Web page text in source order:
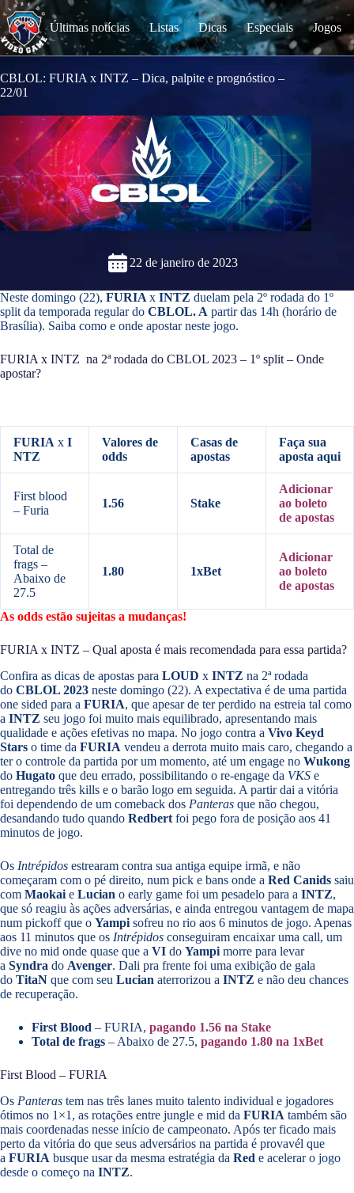
k
i
p
o
c
n
t
Últimas notícias Listas Dicas Especiais Jogos
CBLOL: FURIA x INTZ – Dica, palpite e prognóstico –
22/01
22 de janeiro de 2023
Neste domingo (22), FURIA x INTZ duelam pela 2º rodada do 1º
split da temporada regular do CBLOL. A partir das 14h (horário de
Brasília). Saiba como e onde apostar neste jogo.
FURIA x INTZ na 2ª rodada do CBLOL 2023 – 1º split – Onde
apostar?
FURIA x I
NTZ
Valores de
odds
Casas de
apostas
Faça sua
aposta aqui
First blood
– Furia
1.56 Stake
Adicionar
ao boleto
de apostas
Total de
frags –
Abaixo de
27.5
1.80 1xBet
Adicionar
ao boleto
de apostas
As odds estão sujeitas a mudanças!
FURIA x INTZ – Qual aposta é mais recomendada para essa partida?
Confira as dicas de apostas para LOUD x INTZ na 2ª rodada
do CBLOL 2023 neste domingo (22). A expectativa é de uma partida
one sided para a FURIA, que apesar de ter perdido na estreia tal como
a INTZ seu jogo foi muito mais equilibrado, apresentando mais
qualidade e ações efetivas no mapa. No jogo contra a Vivo Keyd
Stars o time da FURIA vendeu a derrota muito mais caro, chegando a
ter o controle da partida por um momento, até um engage no Wukong
do Hugato que deu errado, possibilitando o re-engage da VKS e
entregando três kills e o barão logo em seguida. A partir dai a vitória
foi dependendo de um comeback dos Panteras que não chegou,
desandando tudo quando Redbert foi pego fora de posição aos 41
minutos de jogo.
Os Intrépidos estrearam contra sua antiga equipe irmã, e não
começaram com o pé direito, num pick e bans onde a Red Canids saiu
com Maokai e Lucian o early game foi um pesadelo para a INTZ,
que só reagiu às ações adversárias, e ainda entregou vantagem de mapa
num pickoff que o Yampi sofreu no rio aos 6 minutos de jogo. Apenas
aos 11 minutos que os Intrépidos conseguiram encaixar uma call, um
dive no mid onde quase que a VI do Yampi morre para levar
a Syndra do Avenger. Dali pra frente foi uma exibição de gala
do TitaN que com seu Lucian aterrorizou a INTZ e não deu chances
de recuperação.
First Blood – FURIA, pagando 1.56 na Stake
Total de frags – Abaixo de 27.5, pagando 1.80 na 1xBet
First Blood – FURIA
Os Panteras tem nas três lanes muito talento individual e jogadores
ótimos no 1×1, as rotações entre jungle e mid da FURIA também são
mais coordenadas nesse início de campeonato. Após ter ficado mais
perto da vitória do que seus adversários na partida é provavél que
a FURIA busque usar da mesma estratégia da Red e acelerar o jogo
desde o começo na INTZ.